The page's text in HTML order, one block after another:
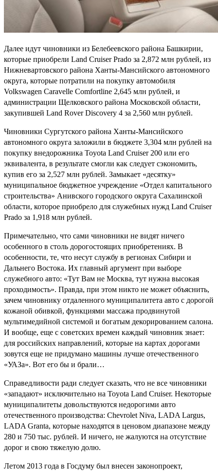
Далее идут чиновники из Белебеевского района Башкирии,
которые приобрели Land Cruiser Prado за 2,872 млн рублей, из
Нижневартовского района Ханты-Мансийского автономного
округа, которые потратили на покупку автомобиля
Volkswagen Caravelle Comfortline 2,645 млн рублей, и
администрации Щелковского района Московской области,
закупившей Land Rover Discovery 4 за 2,560 млн рублей.
Чиновники Сургутского района Ханты-Мансийского
автономного округа заложили в бюджете 3,304 млн рублей на
покупку внедорожника Toyota Land Cruiser 200 или его
эквивалента, в результате смогли как следует сэкономить,
купив его за 2,527 млн рублей. Замыкает «десятку»
муниципальное бюджетное учреждение «Отдел капитального
строительства» Анивского городского округа Сахалинской
области, которое приобрело для служебных нужд Land Cruiser
Prado за 1,918 млн рублей.
Примечательно, что сами чиновники не видят ничего
особенного в столь дорогостоящих приобретениях. В
особенности, те, что несут службу в регионах Сибири и
Дальнего Востока. Их главный аргумент при выборе
служебного авто: «Тут Вам не Москва, тут нужна высокая
проходимость». Правда, при этом никто не может объяснить,
зачем чиновнику отдаленного муниципалитета авто с дорогой
кожаной обивкой, функциями массажа продвинутой
мультимедийной системой и богатым декорированием салона.
И вообще, еще с советских времен каждый чиновник знает:
для российских направлений, которые на картах дорогами
зовутся еще не придумано машины лучше отечественного
«УАЗа». Вот его бы и брали…
Справедливости ради следует сказать, что не все чиновники
«западают» исключительно на Toyota Land Cruiser. Некоторые
муниципалитеты довольствуются недорогими авто
отечественного производства: Chevrolet Niva, LADA Largus,
LADA Granta, которые находятся в ценовом диапазоне между
280 и 750 тыс. рублей. И ничего, не жалуются на отсутствие
дорог и свою тяжелую долю.
Летом 2013 года в Госдуму был внесен законопроект,